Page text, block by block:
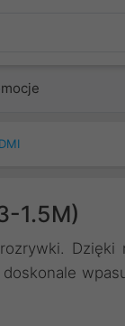
mocje
1.5M)
Dzięki